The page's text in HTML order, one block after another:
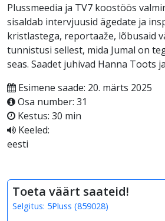
Plussmeedia ja TV7 koostöös
sisaldab intervjuusid ägedate ja
kristlastega, reportaaže, lõbusaid
tunnistusi sellest, mida Jumal on
seas. Saadet juhivad Hanna Toots
Esimene saade: 20. märts 2025
Osa number: 31
Kestus: 30 min
Keeled:
eesti
Toeta väärt saateid!
Selgitus: 5Pluss (859028)